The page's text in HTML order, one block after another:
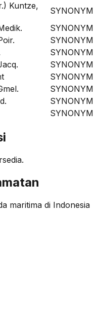
Kuntze,
SYNONYM
SYNONYM
SYNONYM
SYNONYM
SYNONYM
SYNONYM
SYNONYM
SYNONYM
SYNONYM
maritima di Indonesia